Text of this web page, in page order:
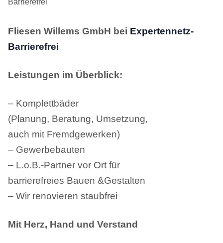
Fliesen Willems GmbH bei Expertennetz-
Barrierefrei
Leistungen im Überblick:
– Komplettbäder
(Planung, Beratung, Umsetzung,
auch mit Fremdgewerken)
– Gewerbebauten
– L.o.B.-Partner vor Ort für
barrierefreies Bauen &Gestalten
– Wir renovieren staubfrei
Mit Herz, Hand und Verstand